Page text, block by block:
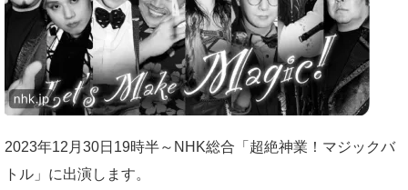
2023年12月30日19時半～NHK総合「超絶神業！マジックバ
トル」に出演します。